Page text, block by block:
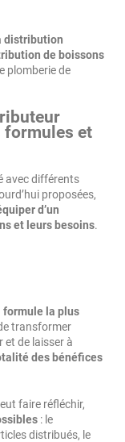
distribution
de boissons
plomberie de
formules et
avec différents
proposées,
d’un
et leurs besoins.
formule la plus
transformer
de laisser à
des bénéfices
faire réfléchir,
: le
distribués, le